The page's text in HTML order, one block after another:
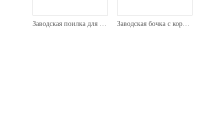
Заводская поилка для курицы Заводская бочка с кормом для курицы (6 фунтов)